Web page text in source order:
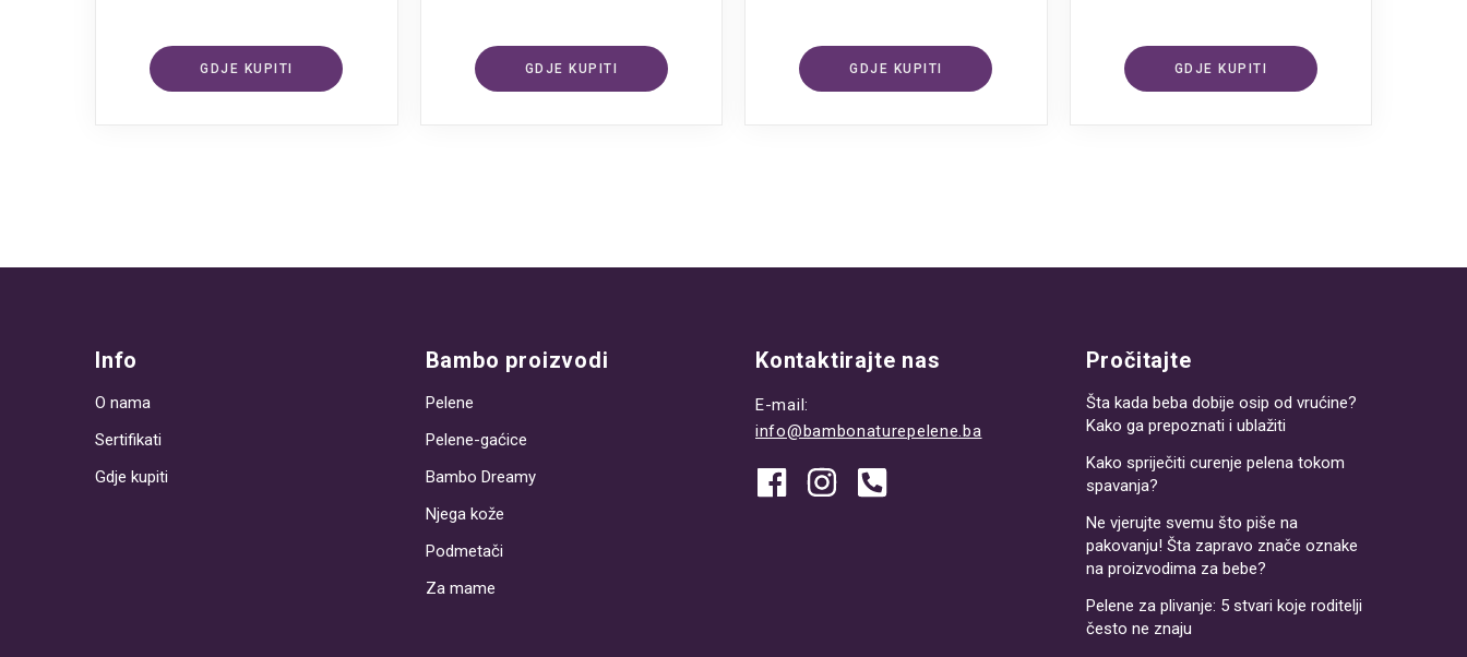
GDJE KUPITI GDJE KUPITI GDJE KUPITI GDJE KUPITI
Info
O nama
Sertifikati
Gdje kupiti
Bambo proizvodi
Pelene
Pelene-gaćice
Bambo Dreamy
Njega kože
Podmetači
Za mame
Kontaktirajte nas
E-mail:
info@bambonaturepelene.ba
Pročitajte
Šta kada beba dobije osip od vrućine?
Kako ga prepoznati i ublažiti
Kako spriječiti curenje pelena tokom
spavanja?
Ne vjerujte svemu što piše na
pakovanju! Šta zapravo znače oznake
na proizvodima za bebe?
Pelene za plivanje: 5 stvari koje roditelji
često ne znaju